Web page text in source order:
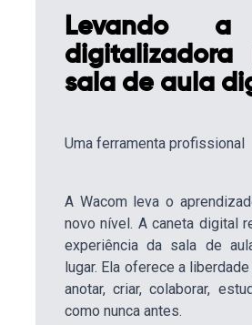
Levando a
sala de aula
Uma ferramenta profissional
A Wacom leva o
novo nível. A caneta digital
experiência da sala de
lugar. Ela oferece a
anotar, criar, colaborar,
como nunca antes.